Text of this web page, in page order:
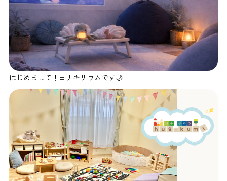
はじめまして！ヨナキリウムです🌙